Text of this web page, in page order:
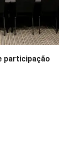
participação